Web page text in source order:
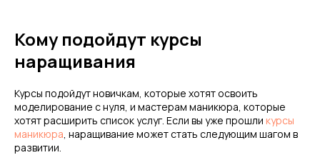
Кому подойдут курсы
наращивания
Курсы подойдут новичкам, которые хотят освоить
моделирование с нуля, и мастерам маникюра, которые
хотят расширить список услуг. Если вы уже прошли курсы
маникюра, наращивание может стать следующим шагом в
развитии.